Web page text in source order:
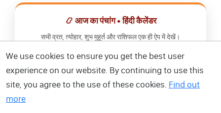
📿 आज का पंचांग • हिंदी कैलेंडर
सभी व्रत, त्योहार, शुभ मुहूर्त और राशिफल एक ही ऐप में देखें।
📅 हिंदी कैलेंडर ऐप डाउनलोड करें
We use cookies to ensure you get the best user
experience on our website. By continuing to use this
site, you agree to the use of these cookies. Find out
more